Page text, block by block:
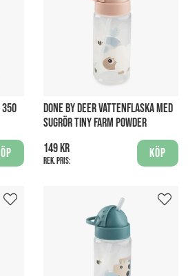
350
DONE BY DEER VATTENFLASKA MED
SUGRÖR TINY FARM POWDER
149 kr
Rek. pris:
Köp